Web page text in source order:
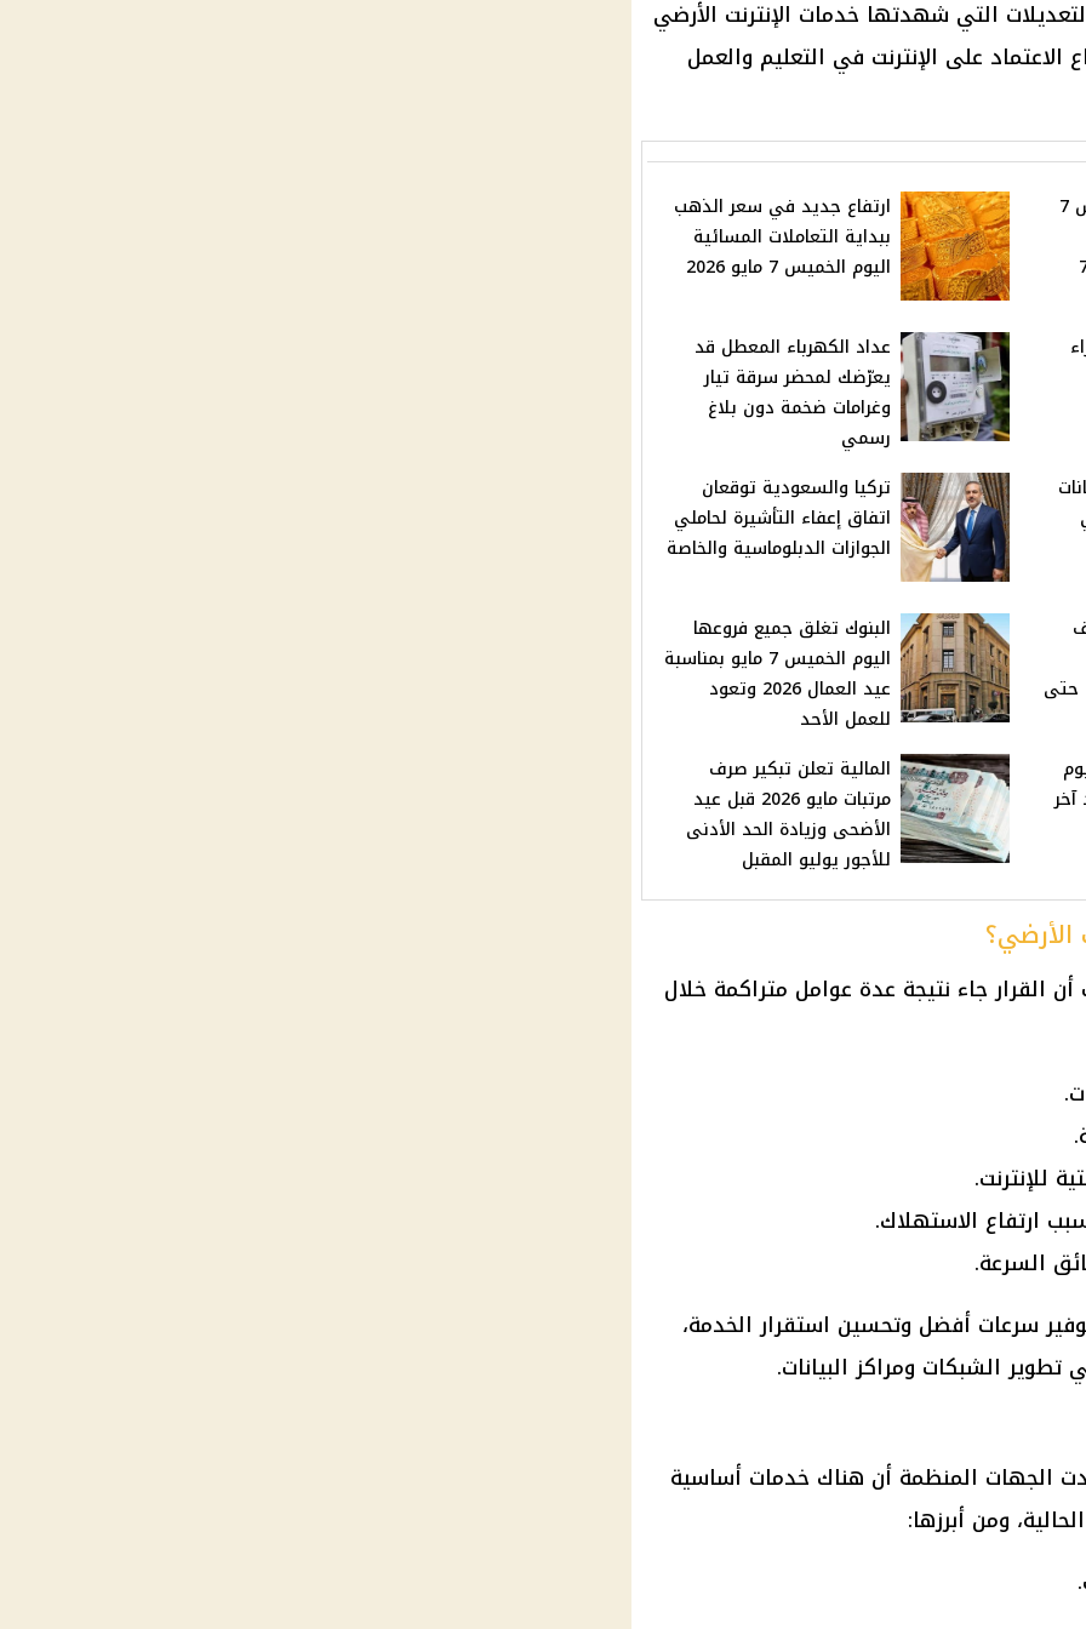
التي شهدتها خدمات الإنترنت الأرضي
الاعتماد على الإنترنت في التعليم والعمل
سعر الدولار اليوم الخميس 7
تتراجع 7
ارتفاع جديد في سعر الذهب
ببداية التعاملات المسائية
اليوم الخميس 7 مايو 2026
عداد الكهرباء المعطل قد
يعرّضك لمحضر سرقة تيار
وغرامات ضخمة دون بلاغ
رسمي
تركيا والسعودية توقعان
اتفاق إعفاء التأشيرة لحاملي
الجوازات الدبلوماسية والخاصة
حتى
البنوك تغلق جميع فروعها
اليوم الخميس 7 مايو بمناسبة
عيد العمال 2026 وتعود
للعمل الأحد
بعد آخر
المالية تعلن تبكير صرف
مرتبات مايو 2026 قبل عيد
الأضحى وزيادة الحد الأدنى
للأجور يوليو المقبل
الأرضي؟
القرار جاء نتيجة عدة عوامل متراكمة خلال
للإنترنت.
ارتفاع الاستهلاك.
السرعة.
سرعات أفضل وتحسين استقرار الخدمة،
الشبكات ومراكز البيانات.
الجهات المنظمة أن هناك خدمات أساسية
ومن أبرزها: